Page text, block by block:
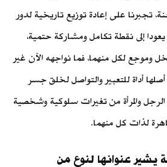
تجبرنا على إعادة توزيع تاريخية لدور
إلى نقطة تكامل ومشاركة حتمية،
وموجع لكل منهما، فما نواجهه الآن غير
أصلها أداة للتعبير والتواصل لخلق جسر
والمرأة من تغيرات سلوكية وشخصية
لذات كل منهما.
يشير عنوانها لنوع من